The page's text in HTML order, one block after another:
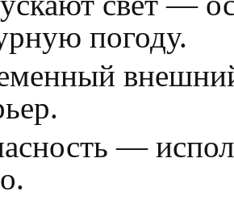
погоду.
—